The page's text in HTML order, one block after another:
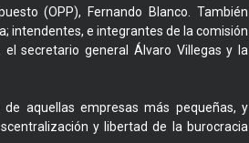
(OPP), Fernando Blanco. También
intendentes, e integrantes de la comisión
secretario general Álvaro Villegas y la
aquellas empresas más pequeñas, y
y libertad de la burocracia